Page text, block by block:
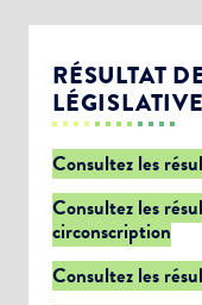
RÉSULTAT
Consultez les
Consultez les
circonscription
Consultez les